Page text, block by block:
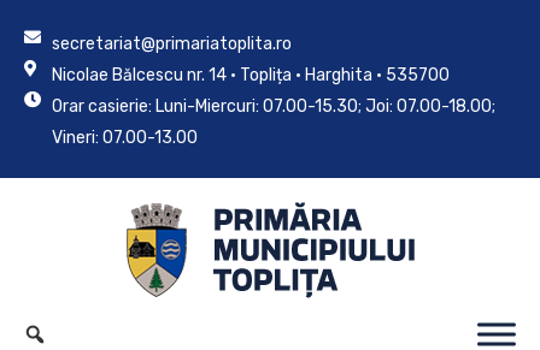
secretariat@primariatoplita.ro
Nicolae Bălcescu nr. 14 • Toplița • Harghita • 535700
Orar casierie: Luni-Miercuri: 07.00-15.30; Joi: 07.00-18.00;
Vineri: 07.00-13.00